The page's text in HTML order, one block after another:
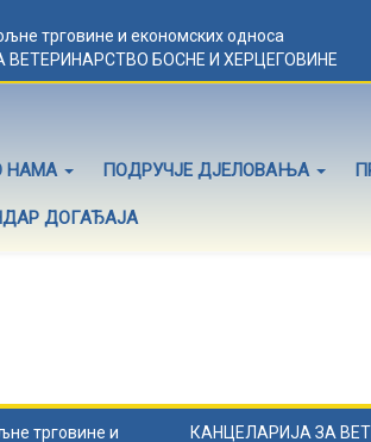
трговине и економских односа
ВЕТЕРИНАРСТВО БОСНЕ И ХЕРЦЕГОВИНЕ
НАМА ПОДРУЧЈЕ ДЈЕЛОВАЊА
ДОГАЂАЈА
трговине и
КАНЦЕЛАРИЈА ЗА